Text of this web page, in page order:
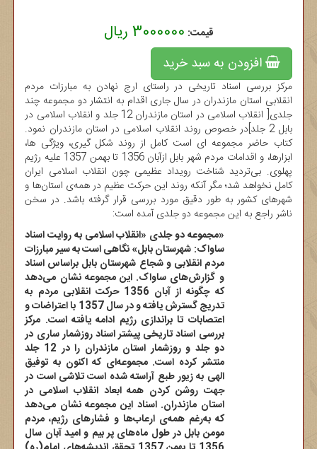
قیمت: 3000000 ریال
افزودن به سبد خرید
مرکز بررسی اسناد تاریخی در راستای ارج نهادن به مبارزات مردم
انقلابی استان مازندران در سال جاری اقدام به انتشار دو مجموعه چند
جلدی[ انقلاب اسلامی در استان مازندران 12 جلد و انقلاب اسلامی در
بابل 2 جلد]در خصوص روند انقلاب اسلامی در استان مازندران نمود.
کتاب حاضر مجموعه ای است کامل از روند شکل گیری، ویژگی ها،
ابزارها، و اقدامات مردم شهر بابل ازآبان 1356 تا بهمن 1357 علیه رژیم
پهلوی. بی‌تردید شناخت رویداد عظیمی چون انقلاب اسلامی ایران
کامل نخواهد شد؛ مگر آنکه روند این حرکت عظیم در همه‌ی استان‌ها و
شهرهای کشور به طور دقیق مورد بررسی قرار گرفته باشد. در سخن
ناشر راجع به این مجموعه دو جلدی آمده است:
«مجموعه دو جلدی «انقلاب اسلامی به روایت اسناد
ساواک: شهرستان بابل» نگاهی است به سیر مبارزات
مردم انقلابی و شجاع شهرستان بابل براساس اسناد
و گزارش‌های ساواک. این مجموعه نشان می‌دهد
که چگونه از آبان 1356 حرکت انقلابی مردم به
تدریج گسترش یافته و در سال 1357 با اعتراضات و
اعتصابات تا براندازی رژیم ادامه یافته است. مرکز
بررسی اسناد تاریخی پیشتر اسناد روزشمار ساری در
دو جلد و روزشمار استان مازندران را در 12 جلد
منتشر کرده است. مجموعه‌ای که اکنون به توفیق
الهی به زیور طبع آراسته شده است تلاشی است در
جهت روشن کردن همه ابعاد انقلاب اسلامی در
استان مازندران. اسناد این مجموعه نشان می‌دهد
که به‌رغم همه‌ی ارعاب‌ها و فشارهای رژیم، مردم
مومن بابل در طول ماه‌های پر بیم و امید آبان سال